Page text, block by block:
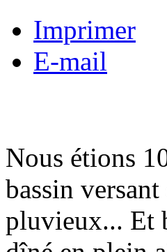
Imprimer
E-mail
Nous étions
bassin
pluvieux... Et